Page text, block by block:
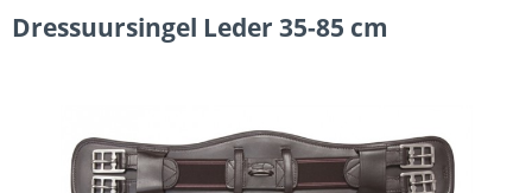
Dressuursingel Leder 35-85 cm